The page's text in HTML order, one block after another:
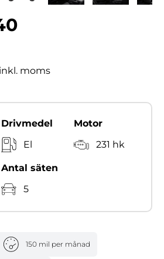
moms
Drivmedel
El
Motor
231 hk
Antal säten
5
150 mil per månad